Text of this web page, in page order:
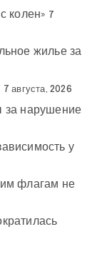
колен» 7
жилье за
7 августа, 2026
за нарушение
у
флагам не